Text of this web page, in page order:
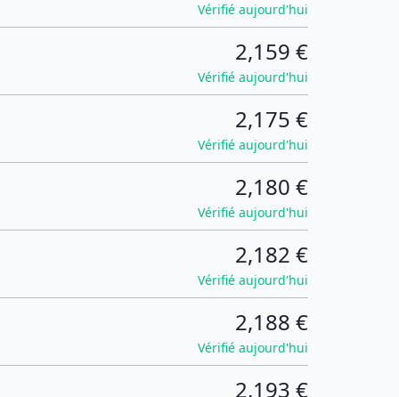
Vérifié aujourd'hui
2,159 €
Vérifié aujourd'hui
2,175 €
Vérifié aujourd'hui
2,180 €
Vérifié aujourd'hui
2,182 €
Vérifié aujourd'hui
2,188 €
Vérifié aujourd'hui
2,193 €